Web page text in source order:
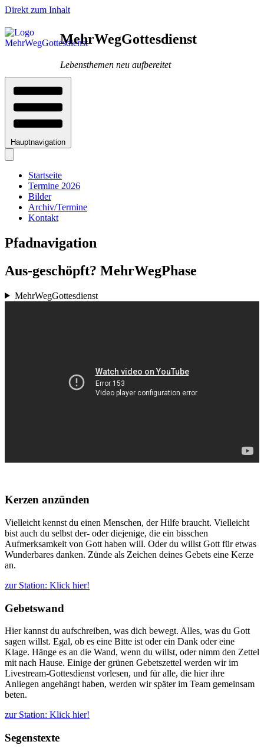
Direkt zum Inhalt
MehrWegGottesdienst
Lebensthemen neu aufbereitet
Hauptnavigation
Startseite
Termine 2026
Bilder
Archiv/Termine
Kontakt
Pfadnavigation
Aus-geschöpft? MehrWegPhase
MehrWegGottesdienst
Kerzen anzünden
Vielleicht kennst du einen Menschen, der Hilfe braucht. Vielleicht
bist auch du selbst der- oder diejenige, die ein bisschen
Aufmerksamkeit von Gott haben will. Oder du willst Gott für etwas
Wunderbares danken. Zünde als Zeichen deines Gebets eine Kerze
an.
zur Station: Klick hier!
Gebetswand
Hier kannst du aufschreiben, was dich bewegt. Alles, was du Gott
sagen willst. Egal, ob es eine Bitte ist oder ein Dank oder eine
Klage. Hänge es an die Wand, wenn du willst, oder nimm den Zettel
mit nach Hause. Einige der grünen Gebetszettel werden wir im
Livestream-Gottesdienst vorlesen, und für alle, die hier ihre
Anliegen angehängt haben, werden wir später im Team gemeinsam
beten.
zur Station: Klick hier!
Segenstexte